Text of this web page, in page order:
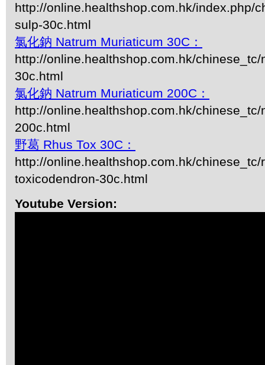
http://online.healthshop.com.hk/index.php/
sulp-30c.html
氯化鈉 Natrum Muriaticum 30C：
http://online.healthshop.com.hk/
30c.html
氯化鈉 Natrum Muriaticum 200C：
http://online.healthshop.com.hk/
200c.html
野葛 Rhus Tox 30C：
http://online.healthshop.com.hk/chinese_tc/
toxicodendron-30c.html
Youtube Version: